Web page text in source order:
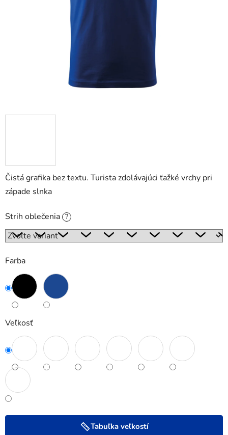
Čistá grafika bez textu. Turista zdolávajúci ťažké vrchy pri
západe slnka
Strih oblečenia ?
Farba
Veľkosť
Tabuľka veľkostí